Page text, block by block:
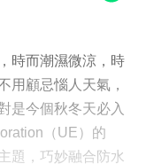
時而潮濕微涼，時
用顧忌惱人天氣，
是今個秋冬天必入
（UE）的
題，巧妙融合防水